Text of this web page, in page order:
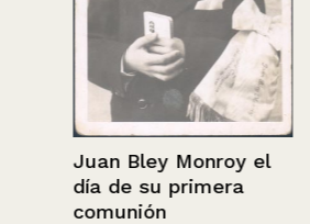
Juan Bley Monroy el
día de su primera
comunión